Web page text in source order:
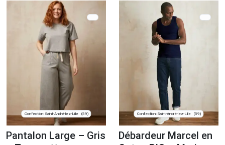
Confection: Saint-André-lez-Lille (59)
Pantalon Large – Gris
Confection: Saint-André-lez-Lille (59)
Débardeur Marcel en